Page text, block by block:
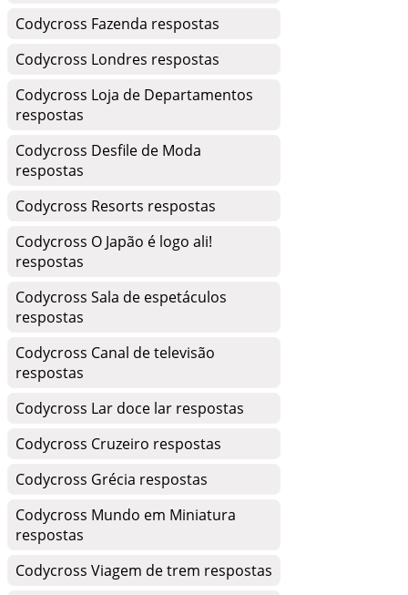
Codycross Fazenda respostas
Codycross Londres respostas
Codycross Loja de Departamentos
respostas
Codycross Desfile de Moda
respostas
Codycross Resorts respostas
Codycross O Japão é logo ali!
respostas
Codycross Sala de espetáculos
respostas
Codycross Canal de televisão
respostas
Codycross Lar doce lar respostas
Codycross Cruzeiro respostas
Codycross Grécia respostas
Codycross Mundo em Miniatura
respostas
Codycross Viagem de trem respostas